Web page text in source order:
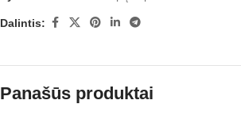
Dalintis:
Panašūs produktai